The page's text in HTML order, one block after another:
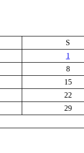
S
1
8
15
22
29